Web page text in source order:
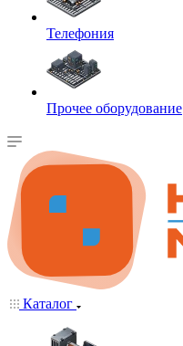
Телефония
Прочее оборудование
Каталог